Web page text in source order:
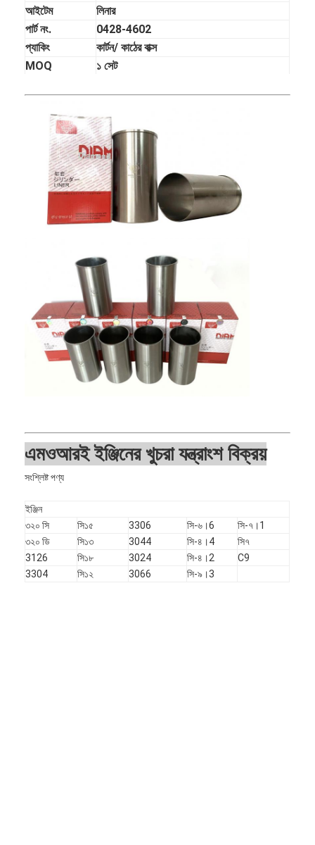
বাড়ি
পণ্য
ভিআর শো
আমাদের সম্পর্কে
কারখানা সফর
আইটেম
লিনার
পার্ট নং.
0428-4602
প্যাকিং
কার্টন/ কাঠের বাক্স
MOQ
১ সেট
শিপিং
ডেলিভারি সময়
পেমেন্ট পাওয়ার ৩-১০ দিন পর
এমওআরই ইঞ্জিনের খুচরা যন্ত্রাংশ বিক্রয়
সংশ্লিষ্ট পণ্য
ইঞ্জিন
৩২০ সি
সি১৫ 3306 সি-৬।6
সি-৭।1
৩২০ ডি
সি১৩ 3044 সি-৪।4
সি৭
3126
সি১৮ 3024 সি-৪।2
C9
3304
সি১২ 3066 সি-৯।3